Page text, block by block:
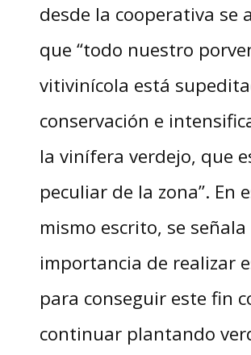
desde la cooperativa se
que “todo nuestro
vitivinícola está
conservación e
la vinífera verdejo, que
peculiar de la zona”. En
mismo escrito, se
importancia de realizar
para conseguir este fin
continuar plantando